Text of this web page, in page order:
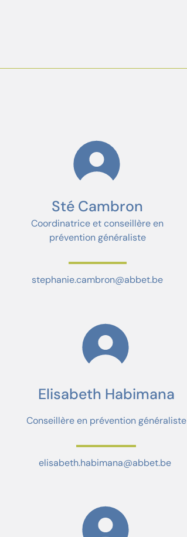
Sté Cambron
Coordinatrice et conseillère en
prévention généraliste
stephanie.cambron@abbet.be
Elisabeth Habimana
Conseillère en prévention généraliste
elisabeth.habimana@abbet.be